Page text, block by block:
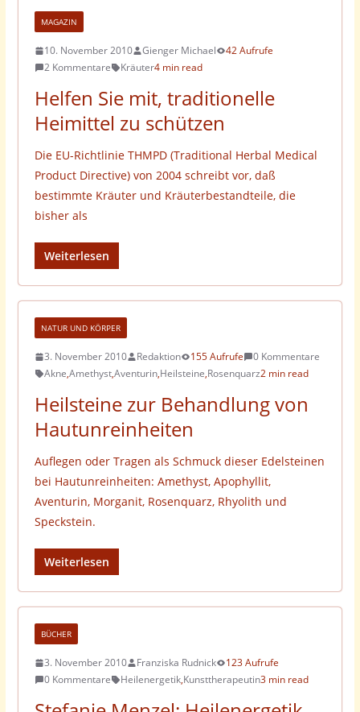
MAGAZIN
10. November 2010 Gienger Michael
42 Aufrufe
2 Kommentare
Kräuter4 min read
Helfen Sie mit, traditionelle
Heimittel zu schützen
Die EU-Richtlinie THMPD (Traditional Herbal Medical
Product Directive) von 2004 schreibt vor, daß
bestimmte Kräuter und Kräuterbestandteile, die
bisher als
Weiterlesen
NATUR UND KÖRPER
3. November 2010 Redaktion 155 Aufrufe
0 Kommentare
Akne,Amethyst,Aventurin,Heilsteine,Rosenquarz2 min read
Heilsteine zur Behandlung von
Hautunreinheiten
Auflegen oder Tragen als Schmuck dieser Edelsteinen
bei Hautunreinheiten: Amethyst, Apophyllit,
Aventurin, Morganit, Rosenquarz, Rhyolith und
Speckstein.
Weiterlesen
BÜCHER
3. November 2010 Franziska Rudnick
123 Aufrufe
0 Kommentare
Heilenergetik,Kunsttherapeutin3 min read